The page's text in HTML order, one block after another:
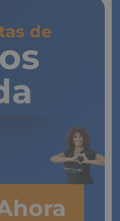
por correo
de